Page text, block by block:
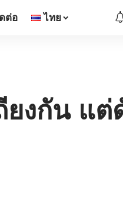
ต่อ ไทย
ยงกัน แต่